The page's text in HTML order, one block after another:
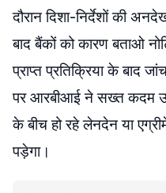
दौरान दिशा-निर्देशों की
बाद बैंकों को कारण बताओ
प्राप्त प्रतिक्रिया के बाद
पर आरबीआई ने सख्त कदम
के बीच हो रहे लेनदेन या
पड़ेगा।